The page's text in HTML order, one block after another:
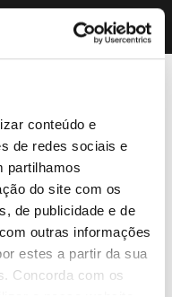
conteúdo e
de redes sociais e
partilhamos
do site com os
de publicidade e de
outras informações
estes a partir da sua
Concorda com os